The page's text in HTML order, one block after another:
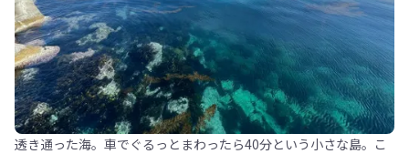
透き通った海。車でぐるっとまわったら40分という小さな島。こ